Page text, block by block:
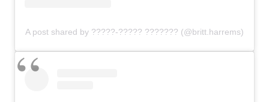
A post shared by ?????-????? ??????? (@britt.harrems)